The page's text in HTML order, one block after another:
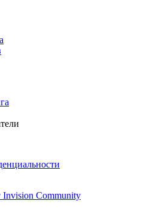
Invision Community